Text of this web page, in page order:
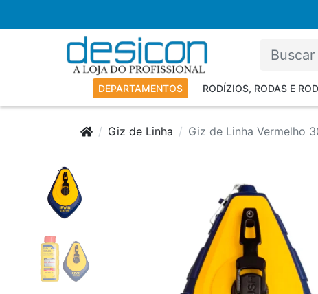
DEPARTAMENTOS RODÍZIOS, RODAS E
Giz de Linha Giz de Linha Vermelho